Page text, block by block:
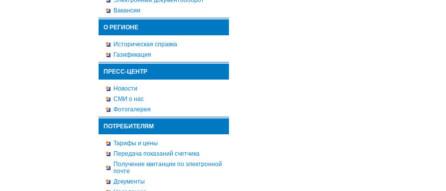
Вакансии
О РЕГИОНЕ
Историческая справка
Газификация
ПРЕСС-ЦЕНТР
Новости
СМИ о нас
Фотогалерея
ПОТРЕБИТЕЛЯМ
Тарифы и цены
Передача показаний счетчика
Получение квитанции по электронной
почте
Документы